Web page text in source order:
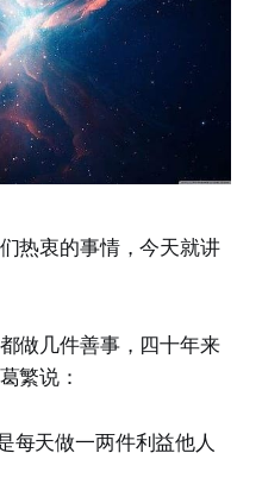
热衷的事情，今天就讲
做几件善事，四十年来
繁说：
每天做一两件利益他人